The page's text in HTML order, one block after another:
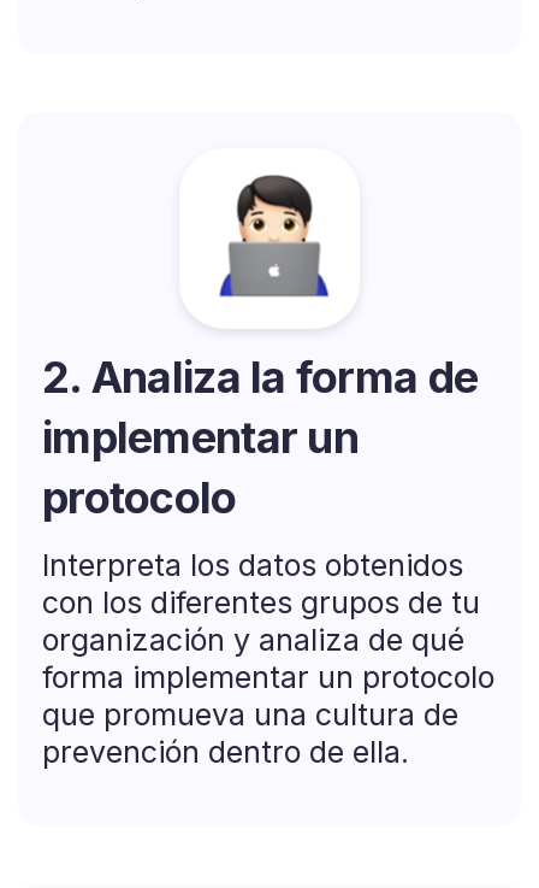
2. Analiza la forma de
implementar un
protocolo
Interpreta los datos obtenidos
con los diferentes grupos de tu
organización y analiza de qué
forma implementar un protocolo
que promueva una cultura de
prevención dentro de ella.